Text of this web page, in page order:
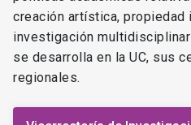
creación artística, propiedad
investigación
se desarrolla en la UC, sus
regionales.